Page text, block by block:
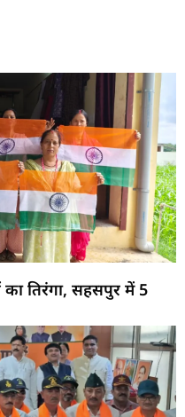
तिरंगा, सहसपुर में 5